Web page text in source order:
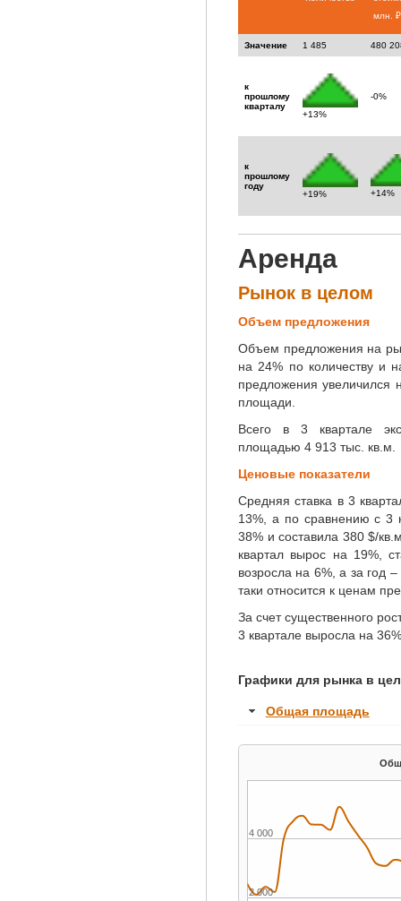
млн. ₽
Значение 1 485 480
к
прошлому
кварталу
+13%
-0%
к
прошлому
году
+19%
+14%
Аренда
Рынок в целом
Объем предложения
Объем предложения на
на 24% по количеству и
предложения увеличился
площади.
Всего в 3 квартале
площадью 4 913 тыс. кв.м.
Ценовые показатели
Средняя ставка в 3
13%, а по сравнениюс 3
38% и составила 380 $/
квартал вырос на 19%,
возросла на 6%, а за год
таки относится к ценам
За счет существенного
3 квартале выросла на
Графики для рынка в
Общая площадь
2 000
4 000